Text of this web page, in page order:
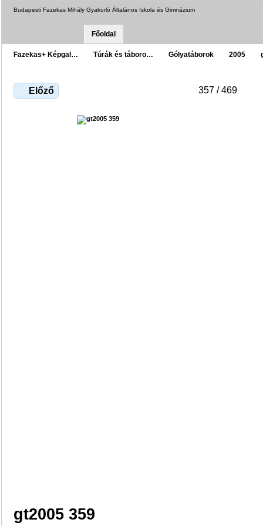
Budapesti Fazekas Mihály Gyakorló Általános Iskola és Gimnázium
Főoldal
Fazekas+ Képgal… Túrák és táboro… Gólyatáborok 2005
Előző 357 / 469
gt2005 359